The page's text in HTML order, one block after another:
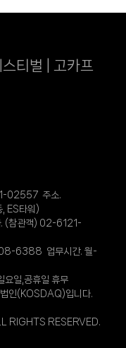
티벌 | 고카프
02557 주소.
ES타워)
(참관객) 02-6121-
6388 업무시간. 월-
일,공휴일 휴무
인(KOSDAQ)입니다.
RESERVED.